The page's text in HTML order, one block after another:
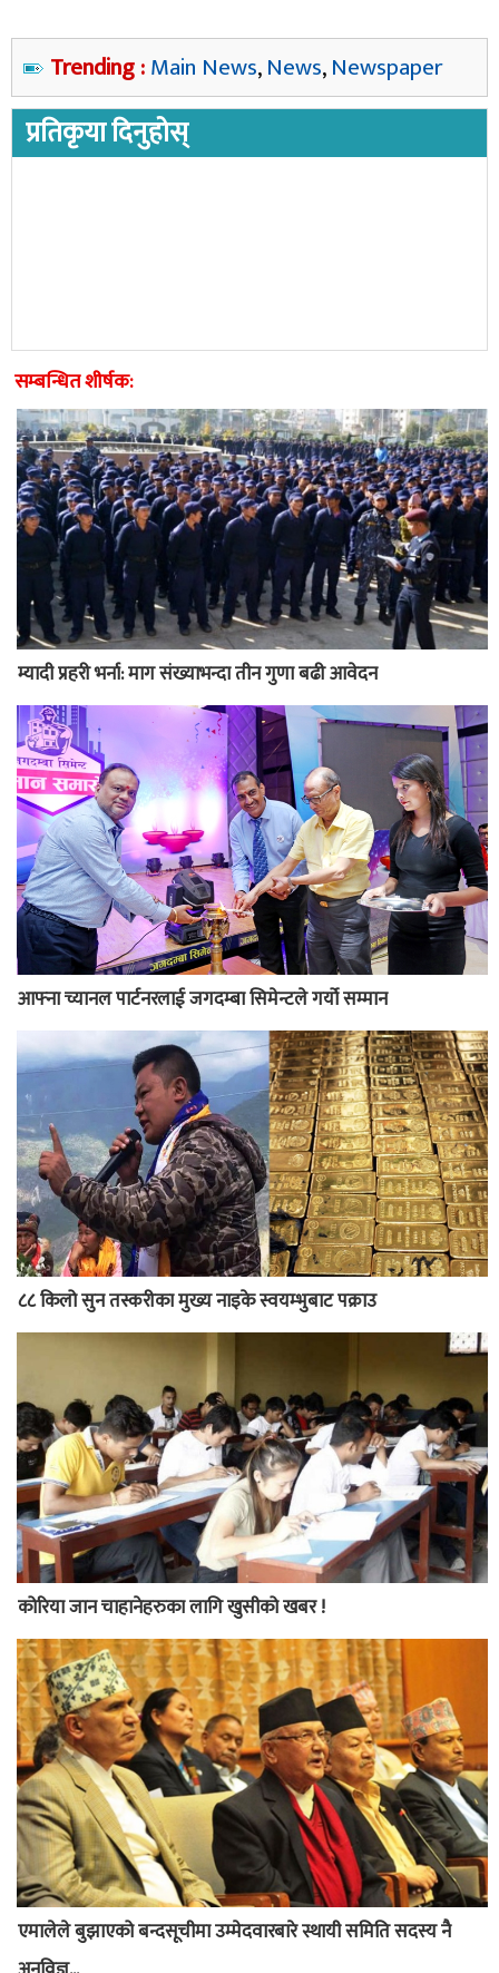
Trending :Main News,News,Newspaper
प्रतिकृया दिनुहोस्
सम्बन्धित शीर्षक:
म्यादी प्रहरी भर्ना: माग संख्याभन्दा तीन गुणा बढी आवेदन
आफ्ना च्यानल पार्टनरलाई जगदम्बा सिमेन्टले गर्यो सम्मान
८८ किलो सुन तस्करीका मुख्य नाइके स्वयम्भुबाट पक्राउ
कोरिया जान चाहानेहरुका लागि खुसीको खबर !
एमालेले बुझाएको बन्दसूचीमा उम्मेदवारबारे स्थायी समिति सदस्य नै